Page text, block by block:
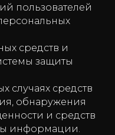
пользователей
средств и
защиты
случаях средств
обнаружения
и средств
информации.